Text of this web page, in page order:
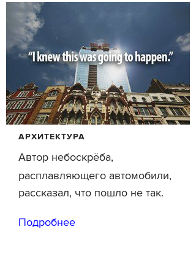
АРХИТЕКТУРА
Автор небоскрёба,
расплавляющего автомобили,
рассказал, что пошло не так.
Подробнее